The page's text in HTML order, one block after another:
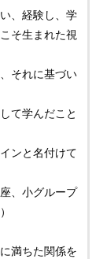
、経験し、学
そ生まれた視
それに基づい
て学んだこと
ンと名付けて
、小グループ
満ちた関係を